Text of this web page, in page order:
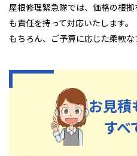
屋根修理緊急隊では、価格の根
も責任を持って対応いたします。
もちろん、ご予算に応じた柔軟な
お見積
すべ